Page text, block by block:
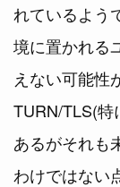
れているよう
境に置かれる
えない可能性
TURN/TLS(特
あるがそれも
わけではない